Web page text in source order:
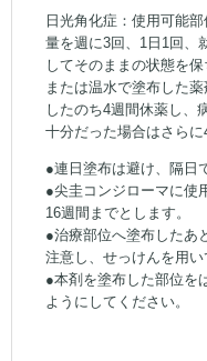
日光角化症：使用可能
量を週に3回、1日1回、
してそのままの状態を
または温水で塗布した
したのち4週間休薬し、
十分だった場合はさらに
●連日塗布は避け、隔日
●尖圭コンジローマに使
16週間までとします。
●治療部位へ塗布したあ
注意し、せっけんを用い
●本剤を塗布した部位を
ようにしてください。